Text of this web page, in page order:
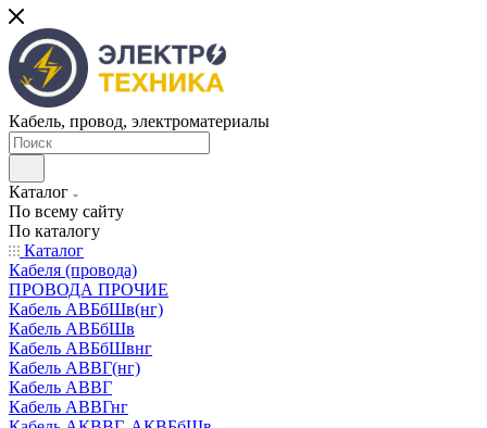
Кабель, провод, электроматериалы
Каталог
По всему сайту
По каталогу
Каталог
Кабеля (провода)
ПРОВОДА ПРОЧИЕ
Кабель АВБбШв(нг)
Кабель АВБбШв
Кабель АВБбШвнг
Кабель АВВГ(нг)
Кабель АВВГ
Кабель АВВГнг